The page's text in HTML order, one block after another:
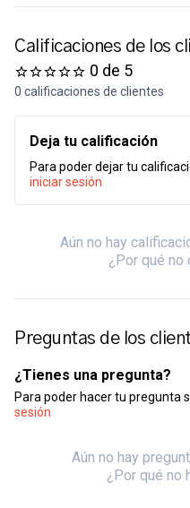
Calificaciones de los
0 de 5
0 calificaciones de clientes
Deja tu calificación
Para poder dejar tu
iniciar sesión
Aún no hay
¿Por qué no
Preguntas de los
¿Tienes una pregunta?
Para poder hacer tu pregunta
sesión
Aún no hay
¿Por qué no